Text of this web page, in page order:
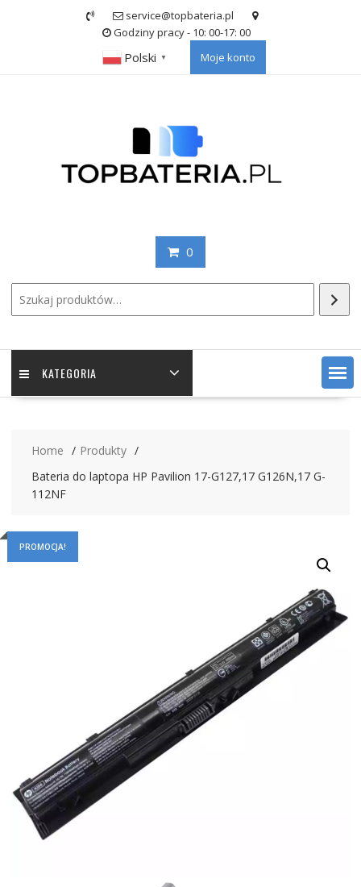
service@topbateria.pl
Godziny pracy - 10: 00-17: 00
Polski ▼ Moje konto
0
KATEGORIA
Home
Produkty
Bateria do laptopa HP Pavilion 17-G127,17 G126N,17 G-
112NF
PROMOCJA!